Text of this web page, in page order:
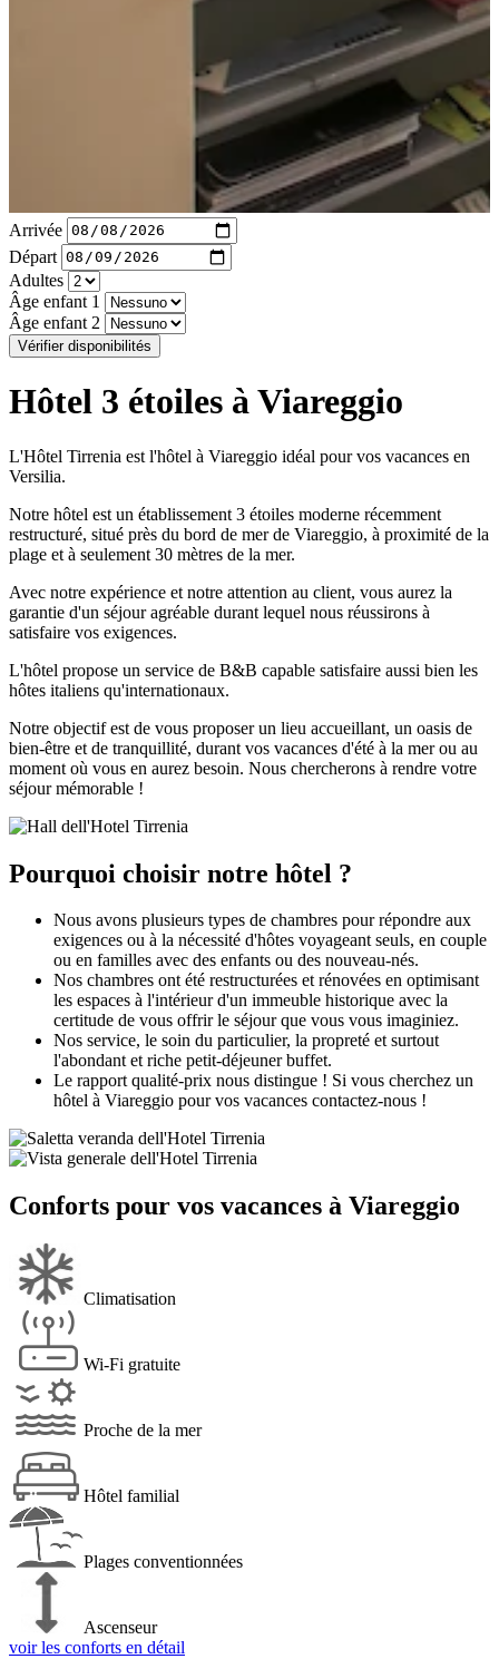
Arrivée
Départ
Adultes
Âge enfant 1
Âge enfant 2
Vérifier disponibilités
Hôtel 3 étoiles à Viareggio
L'Hôtel Tirrenia est l'hôtel à Viareggio idéal pour vos vacances en
Versilia.
Notre hôtel est un établissement 3 étoiles moderne récemment
restructuré, situé près du bord de mer de Viareggio, à proximité de la
plage et à seulement 30 mètres de la mer.
Avec notre expérience et notre attention au client, vous aurez la
garantie d'un séjour agréable durant lequel nous réussirons à
satisfaire vos exigences.
L'hôtel propose un service de B&B capable satisfaire aussi bien les
hôtes italiens qu'internationaux.
Notre objectif est de vous proposer un lieu accueillant, un oasis de
bien-être et de tranquillité, durant vos vacances d'été à la mer ou au
moment où vous en aurez besoin. Nous chercherons à rendre votre
séjour mémorable !
Pourquoi choisir notre hôtel ?
Nous avons plusieurs types de chambres pour répondre aux
exigences ou à la nécessité d'hôtes voyageant seuls, en couple
ou en familles avec des enfants ou des nouveau-nés.
Nos chambres ont été restructurées et rénovées en optimisant
les espaces à l'intérieur d'un immeuble historique avec la
certitude de vous offrir le séjour que vous vous imaginiez.
Nos service, le soin du particulier, la propreté et surtout
l'abondant et riche petit-déjeuner buffet.
Le rapport qualité-prix nous distingue ! Si vous cherchez un
hôtel à Viareggio pour vos vacances contactez-nous !
Conforts pour vos vacances à Viareggio
Climatisation
Wi-Fi gratuite
Proche de la mer
Hôtel familial
Plages conventionnées
Ascenseur
voir les conforts en détail